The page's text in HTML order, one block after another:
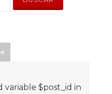
variable $post_id in